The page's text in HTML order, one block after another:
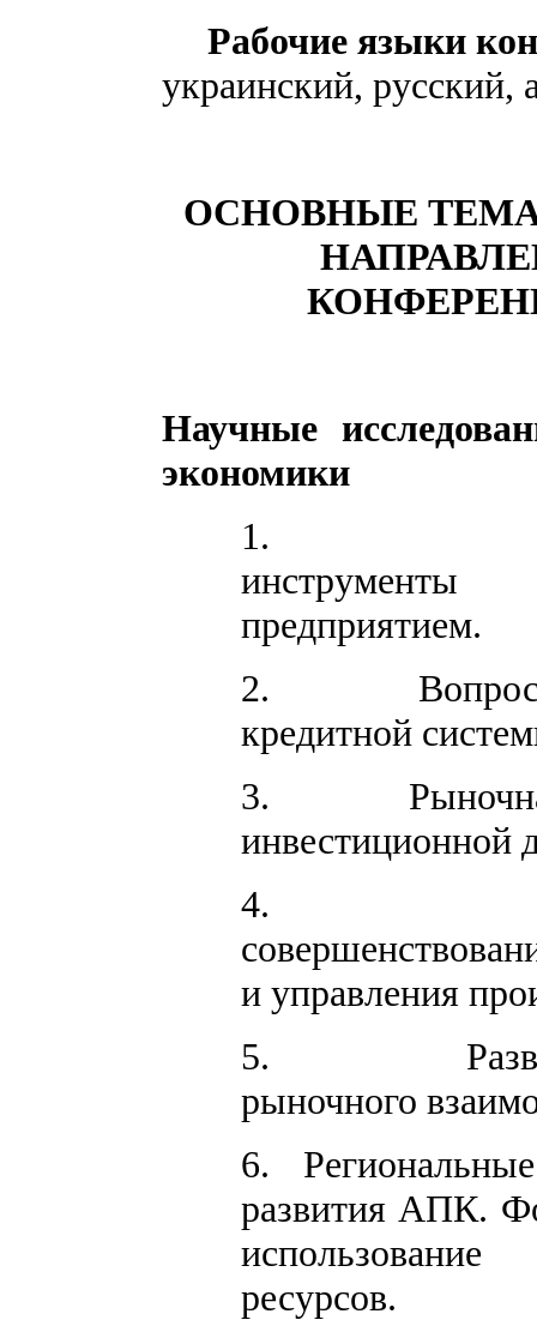
Рабочиеязыки
украинский, русский,
ОСНОВНЫЕ
Научные
экономики
1.
инструменты
предприятием.
2.
кредитной
3.
инвестиционной
4.
и управления
5.
рыночного
6.
развития АПК.
ресурсов.